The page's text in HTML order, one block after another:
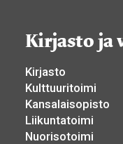
Kirjasto ja
Kirjasto
Kulttuuritoimi
Kansalaisopisto
Liikuntatoimi
Nuorisotoimi